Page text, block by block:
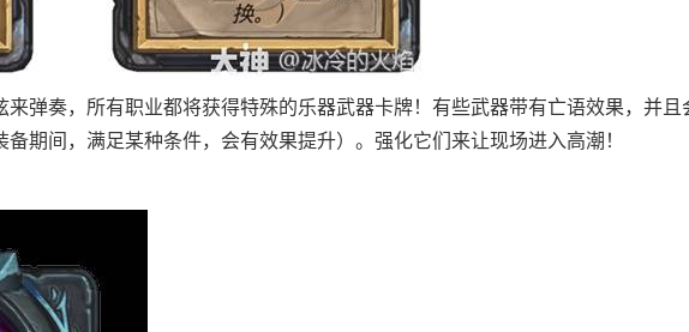
弹奏，所有职业都将获得特殊的乐器武器卡牌！有些武器带有亡语效果，并且
期间，满足某种条件，会有效果提升）。强化它们来让现场进入高潮！